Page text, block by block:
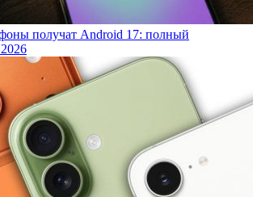
получат Android 17: полный